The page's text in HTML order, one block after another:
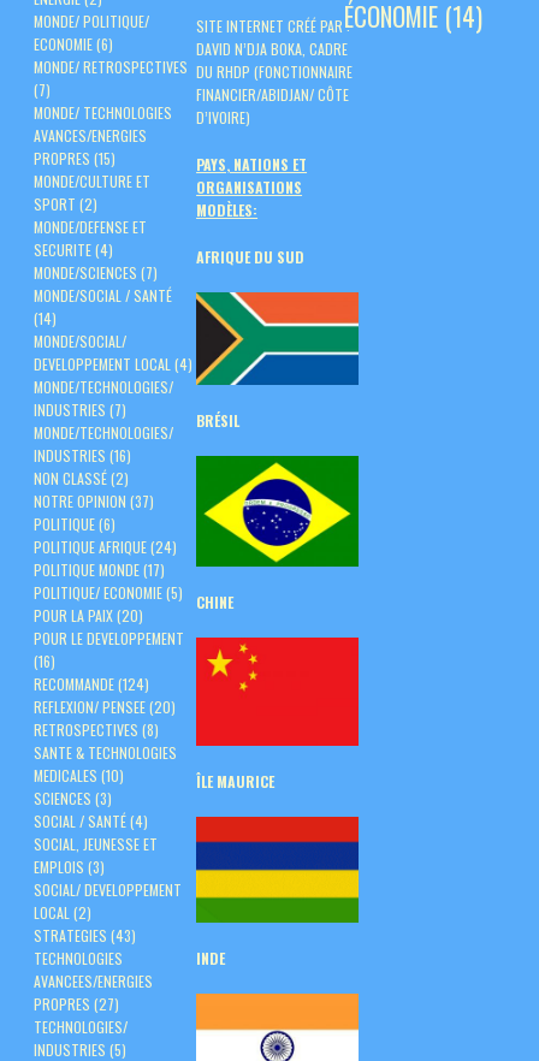
MONDE/ POLITIQUE/
ECONOMIE(6)
MONDE/ RETROSPECTIVES
(7)
MONDE/ TECHNOLOGIES
AVANCES/ENERGIES
PROPRES (15)
MONDE/CULTURE ET
SPORT (2)
MONDE/DEFENSE ET
SECURITE(4)
MONDE/SCIENCES (7)
MONDE/SOCIAL / SANTÉ
(14)
MONDE/SOCIAL/
DEVELOPPEMENT LOCAL (4)
MONDE/TECHNOLOGIES/
INDUSTRIES (7)
MONDE/TECHNOLOGIES/
INDUSTRIES (16)
NON CLASSÉ(2)
NOTRE OPINION (37)
POLITIQUE(6)
POLITIQUE AFRIQUE(24)
POLITIQUE MONDE(17)
POLITIQUE/ ECONOMIE(5)
POUR LA PAIX(20)
POUR LE DEVELOPPEMENT
(16)
RECOMMANDE(124)
REFLEXION/ PENSEE(20)
RETROSPECTIVES (8)
SANTE & TECHNOLOGIES
MEDICALES (10)
SCIENCES (3)
SOCIAL / SANTÉ(4)
SOCIAL, JEUNESSE ET
EMPLOIS (3)
SOCIAL/ DEVELOPPEMENT
LOCAL (2)
STRATEGIES (43)
TECHNOLOGIES
AVANCEES/ENERGIES
PROPRES (27)
TECHNOLOGIES/
INDUSTRIES (5)
ÉCONOMIE (14)
SITE INTERNET CRÉÉ PAR :
DAVID N’DJA BOKA, CADRE
DU RHDP (FONCTIONNAIRE
FINANCIER/ABIDJAN/ CÔTE
D’IVOIRE)
PAYS, NATIONS ET
ORGANISATIONS
MODÈLES:
AFRIQUE DU SUD
BRÉSIL
CHINE
ÎLEMAURICE
INDE